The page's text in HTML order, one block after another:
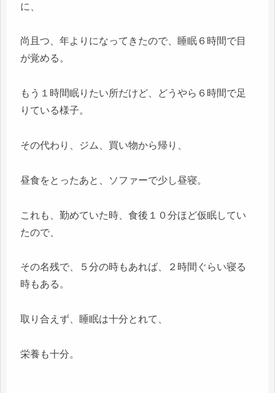
に、
尚且つ、年よりになってきたので、睡眠６時間で目
が覚める。
もう１時間眠りたい所だけど、どうやら６時間で足
りている様子。
その代わり、ジム、買い物から帰り、
昼食をとったあと、ソファーで少し昼寝。
これも、勤めていた時、食後１０分ほど仮眠してい
たので、
その名残で、５分の時もあれば、２時間ぐらい寝る
時もある。
取り合えず、睡眠は十分とれて、
栄養も十分。